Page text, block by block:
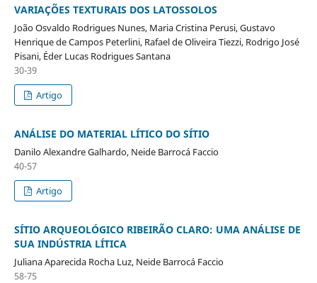
VARIAÇÕES TEXTURAIS DOS LATOSSOLOS
João Osvaldo Rodrigues Nunes, Maria Cristina Perusi, Gustavo
Henrique de Campos Peterlini, Rafael de Oliveira Tiezzi, Rodrigo José
Pisani, Éder Lucas Rodrigues Santana
30-39
Artigo
ANÁLISE DO MATERIAL LÍTICO DO SÍTIO
Danilo Alexandre Galhardo, Neide Barrocá Faccio
40-57
Artigo
SÍTIO ARQUEOLÓGICO RIBEIRÃO CLARO: UMA ANÁLISE DE
SUA INDÚSTRIA LÍTICA
Juliana Aparecida Rocha Luz, Neide Barrocá Faccio
58-75